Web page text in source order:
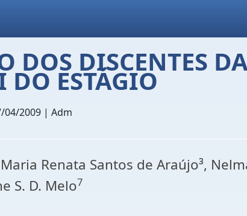
DOS DISCENTES
DO ESTÁGIO
04/2009 | Adm
Renata Santos de Araújo³,
S. D. Melo7